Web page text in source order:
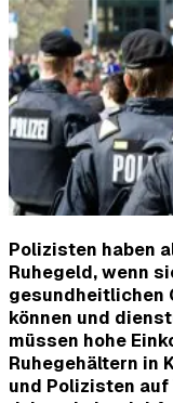
Polizisten haben
Ruhegeld, wenn
gesundheitlichen
können und
müssen hohe
Ruhegehältern in
und Polizisten